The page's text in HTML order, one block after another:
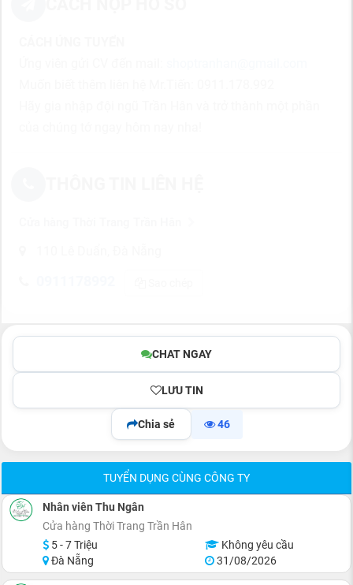
CHAT NGAY
LƯU TIN
Chia sẻ 46
TUYỂN DỤNG CÙNG CÔNG TY
Nhân viên Thu Ngân
Cửa hàng Thời Trang Trần Hân
5 - 7 Triệu
Không yêu cầu
Đà Nẵng
31/08/2026